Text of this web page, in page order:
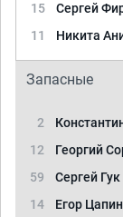
15
Сергей
11
Никита
Запасные
2
12
Георгий
59
Сергей Гук
14
Егор Цапин